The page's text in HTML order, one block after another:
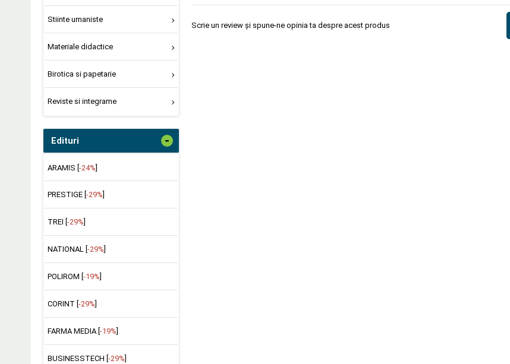
Stiinte umaniste
Materiale didactice
Birotica si papetarie
Reviste si integrame
Edituri -
ARAMIS [-24%]
PRESTIGE [ -29%
TREI [ -29%
NATIONAL [ -29%
POLIROM [ -19%
CORINT [ -29%
FARMA MEDIA [ -19%
BUSINESSTECH [-29%]
Scrie un review și spune-ne opinia ta despre acest produs